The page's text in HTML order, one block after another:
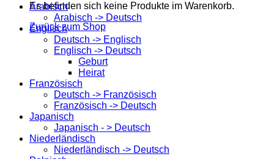
Es befinden sich keine Produkte im Warenkorb.
Zurück zum Shop
Arabisch
Arabisch -> Deutsch
Englisch
Deutsch -> Englisch
Englisch -> Deutsch
Geburt
Heirat
Französisch
Deutsch -> Französisch
Französisch -> Deutsch
Japanisch
Japanisch - > Deutsch
Niederländisch
Niederländisch -> Deutsch